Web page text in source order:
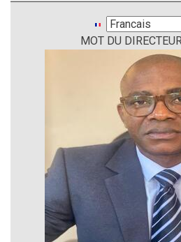
Select
your
language
MOT DU